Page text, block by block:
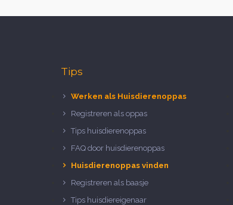
Tips
Werken als Huisdierenoppas
Registreren als oppas
Tips huisdierenoppas
FAQ door huisdierenoppas
Huisdierenoppas vinden
Registreren als baasje
Tips huisdiereigenaar